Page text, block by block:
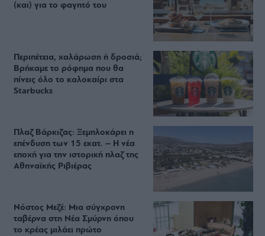
(και) για το φαγητό του
Περιπέτεια, χαλάρωση ή δροσιά;
Βρήκαμε το ρόφημα που θα
πίνεις όλο το καλοκαίρι στα
Starbucks
Πλαζ Βάρκιζας: Ξεμπλοκάρει η
επένδυση των 15 εκατ. – Η νέα
εποχή για την ιστορική πλαζ της
Αθηναϊκής Ριβιέρας
Νόστος Μεζέ: Μια σύγχρονη
ταβέρνα στη Νέα Σμύρνη όπου
το κρέας μιλάει πρώτο